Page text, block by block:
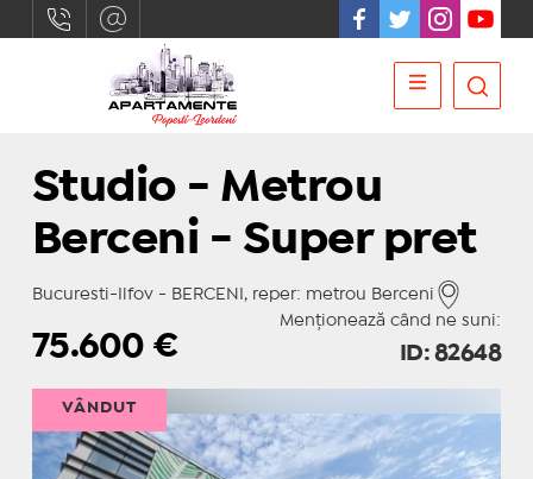
Studio - Metrou
Berceni - Super pret
Bucuresti-Ilfov - BERCENI, reper: metrou Berceni
Menționează când ne suni:
75.600€ ID: 82648
VÂNDUT